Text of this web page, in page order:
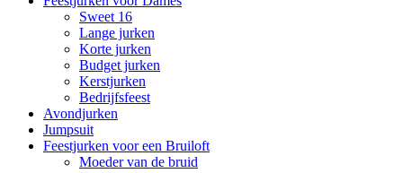
Sweet 16
Lange jurken
Korte jurken
Budget jurken
Kerstjurken
Bedrijfsfeest
Avondjurken
Jumpsuit
Feestjurken voor een Bruiloft
Moeder van de bruid